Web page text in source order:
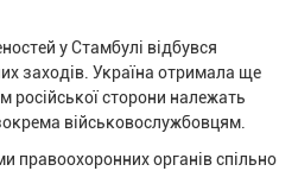
у Стамбулі відбувся
заходів. Україна отримала ще
російської сторони належать
військовослужбовцям.
правоохоронних органів спільно